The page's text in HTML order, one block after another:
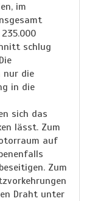
im
schlug
nur die
in die
sich das
lässt. Zum
auf
Zum
Draht unter